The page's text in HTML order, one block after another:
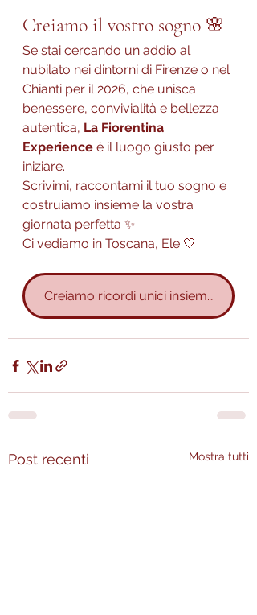
Creiamo il vostro sogno 🌸
Se stai cercando un addio al
nubilato nei dintorni di Firenze o nel
Chianti per il 2026, che unisca
benessere, convivialità e bellezza
autentica, La Fiorentina
Experience è il luogo giusto per
iniziare.
Scrivimi, raccontami il tuo sogno e
costruiamo insieme la vostra
giornata perfetta ✨
Ci vediamo in Toscana, Ele 🤍
Creiamo ricordi unici insieme
Post recenti Mostra tutti